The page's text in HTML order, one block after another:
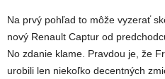
Na prvý pohľad to môže vyzerať
nový Renault Captur od
No zdanie klame. Pravdou je, že
urobili len niekoľko decentných